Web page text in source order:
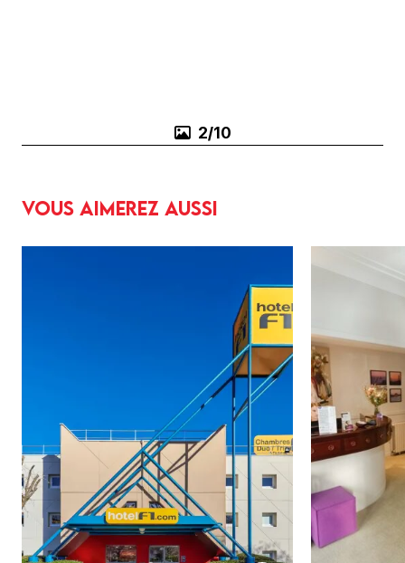
3/10
Vous aimerez aussi